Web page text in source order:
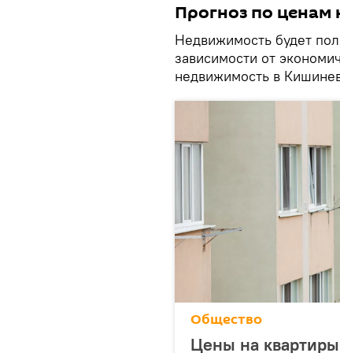
Прогноз по ценам
Недвижимость будет
зависимости от
недвижимость в
Общество
Цены на квартиры